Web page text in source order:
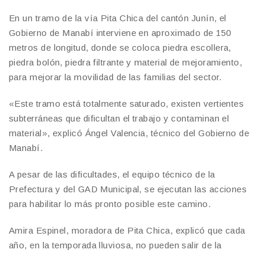
En un tramo de la vía Pita Chica del cantón Junín, el
Gobierno de Manabí interviene en aproximado de 150
metros de longitud, donde se coloca piedra escollera,
piedra bolón, piedra filtrante y material de mejoramiento,
para mejorar la movilidad de las familias del sector.
«Este tramo está totalmente saturado, existen vertientes
subterráneas que dificultan el trabajo y contaminan el
material», explicó Ángel Valencia, técnico del Gobierno de
Manabí.
A pesar de las dificultades, el equipo técnico de la
Prefectura y del GAD Municipal, se ejecutan las acciones
para habilitar lo más pronto posible este camino.
Amira Espinel, moradora de Pita Chica, explicó que cada
año, en la temporada lluviosa, no pueden salir de la